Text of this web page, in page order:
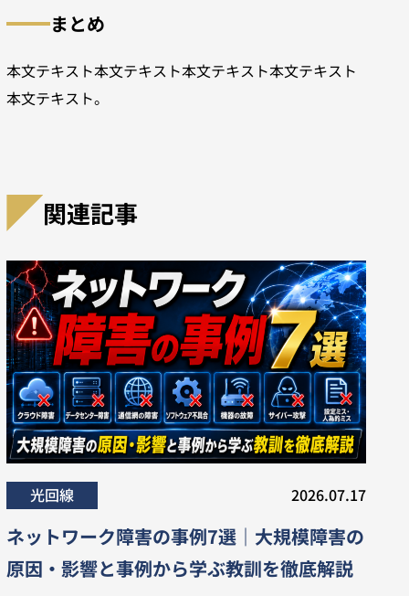
まとめ
本文テキスト本文テキスト本文テキスト本文テキスト
本文テキスト。
関連記事
光回線 2026.07.17
ネットワーク障害の事例7選｜大規模障害の
原因・影響と事例から学ぶ教訓を徹底解説